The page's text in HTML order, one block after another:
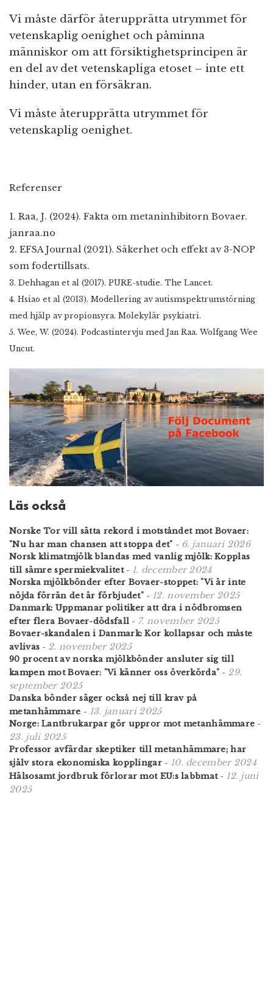
Vi måste därför återupprätta utrymmet för
vetenskaplig oenighet och påminna
människor om att försiktighetsprincipen är
en del av det vetenskapliga etoset – inte ett
hinder, utan en försäkran.
Vi måste återupprätta utrymmet för
vetenskaplig oenighet.
Referenser
1. Raa, J. (2024). Fakta om metaninhibitorn Bovaer.
janraa.no
2. EFSA Journal (2021). Säkerhet och effekt av 3-NOP
som fodertillsats.
3. Dehhagan et al (2017). PURE-studie. The Lancet.
4. Hsiao et al (2013). Modellering av autismspektrumstörning
med hjälp av propionsyra. Molekylär psykiatri.
5. Wee, W. (2024). Podcastintervju med Jan Raa. Wolfgang Wee
Uncut.
Läs också
Norske Tor vill sätta rekord i motståndet mot Bovaer:
"Nu har man chansen att stoppa det" - 6. januari 2026
Norsk klimatmjölk blandas med vanlig mjölk: Kopplas
till sämre spermiekvalitet- 1. december 2024
Norska mjölkbönder efter Bovaer-stoppet: "Vi är inte
nöjda förrän det är förbjudet" - 12. november 2025
Danmark: Uppmanar politiker att dra i nödbromsen
efter flera Bovaer-dödsfall - 7. november 2025
Bovaer-skandalen i Danmark: Kor kollapsar och måste
avlivas - 2. november 2025
90 procent av norska mjölkbönder ansluter sig till
kampen mot Bovaer: "Vi känner oss överkörda" - 29.
september 2025
Danska bönder säger också nej till krav på
metanhämmare - 13. januari 2025
Norge: Lantbrukarpar gör uppror mot metanhämmare -
23. juli 2025
Professor avfärdar skeptiker till metanhämmare; har
själv stora ekonomiska kopplingar- 10. december 2024
Hälsosamt jordbruk förlorar mot EU:s labbmat- 12. juni
2025